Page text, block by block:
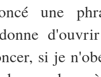
une
si je